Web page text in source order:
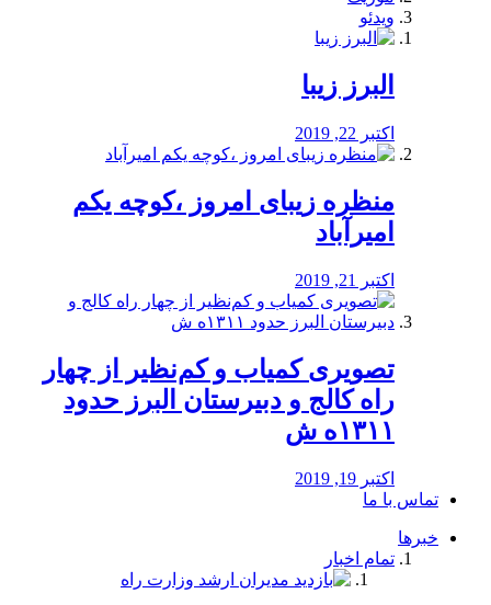
ویدئو
البرز زیبا
اکتبر 22, 2019
منظره‌‌ زیبای امروز ،کوچه یکم
امیرآباد
اکتبر 21, 2019
️تصویری کمیاب و کم‌نظیر از چهار
راه كالج و دبيرستان البرز حدود
۱۳۱۱ه ش
اکتبر 19, 2019
تماس با ما
خبرها
تمام اخبار